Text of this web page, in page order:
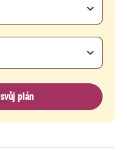
plán